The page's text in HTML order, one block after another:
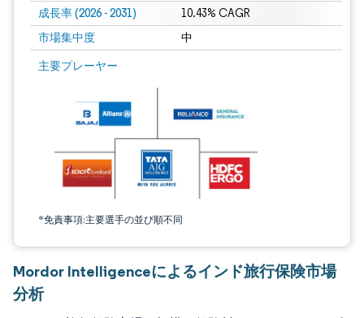
成長率 (2026 - 2031) 10.43% CAGR
市場集中度 中
主要プレーヤー
*免責事項:主要選手の並び順不同
画像 © Mordor Intelligence。再利用にはCC BY 4.0の表示が必要です。
Mordor Intelligenceによるインド旅行保険市場
分析